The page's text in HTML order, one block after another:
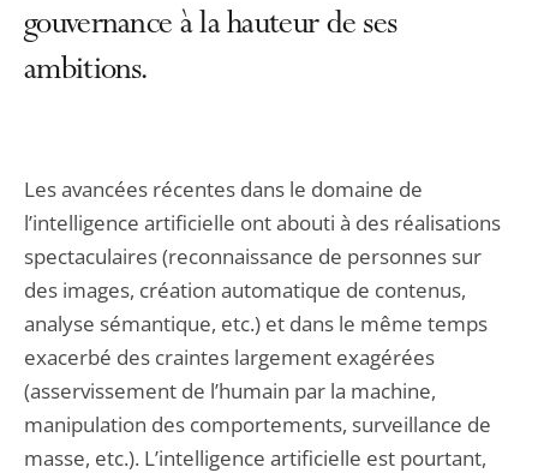
gouvernance à la hauteur de ses
ambitions.
Les avancées récentes dans le domaine de
l’intelligence artificielle ont abouti à des réalisations
spectaculaires (reconnaissance de personnes sur
des images, création automatique de contenus,
analyse sémantique, etc.) et dans le même temps
exacerbé des craintes largement exagérées
(asservissement de l’humain par la machine,
manipulation des comportements, surveillance de
masse, etc.). L’intelligence artificielle est pourtant,